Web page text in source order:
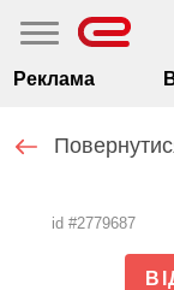
Реклама
id #2779687